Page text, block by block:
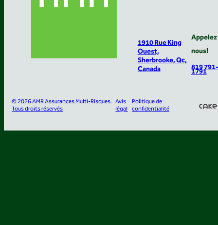
1910 Rue King
Ouest,
Sherbrooke, Qc,
Canada
Appelez
nous!
819 791-
1791
© 2026 AMR Assurances Multi-Risques.
Tous droits réservés
Avis
légal
Politique de
confidentialité